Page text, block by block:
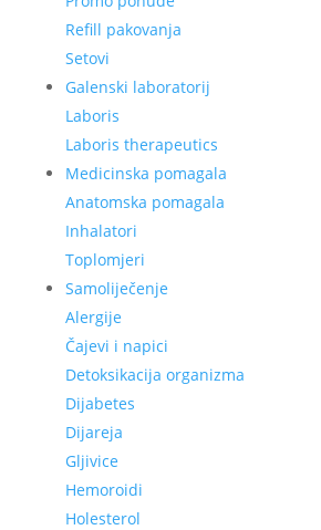
Refill pakovanja
Setovi
Galenski laboratorij
Laboris
Laboris therapeutics
Medicinska pomagala
Anatomska pomagala
Inhalatori
Toplomjeri
Samoliječenje
Alergije
Čajevi i napici
Detoksikacija organizma
Dijabetes
Dijareja
Gljivice
Hemoroidi
Holesterol